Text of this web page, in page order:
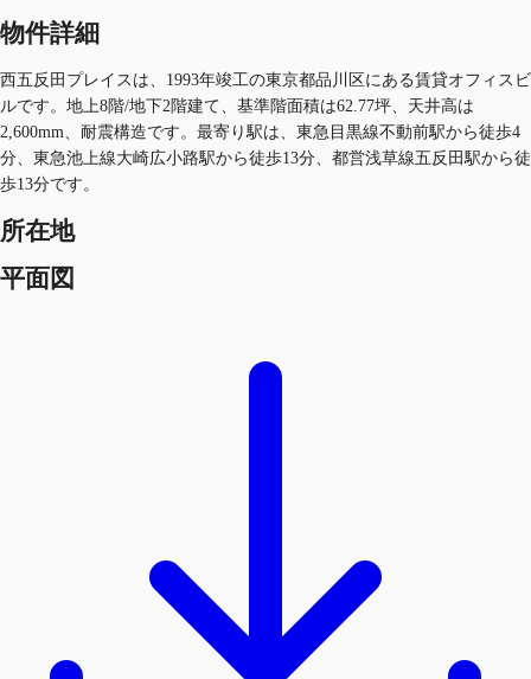
物件詳細
西五反田プレイスは、1993年竣工の東京都品川区にある賃貸オフィスビ
ルです。地上8階/地下2階建て、基準階面積は62.77坪、天井高は
2,600mm、耐震構造です。最寄り駅は、東急目黒線不動前駅から徒歩4
分、東急池上線大崎広小路駅から徒歩13分、都営浅草線五反田駅から徒
歩13分です。
所在地
平面図